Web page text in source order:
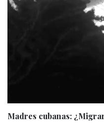
Madres cubanas: